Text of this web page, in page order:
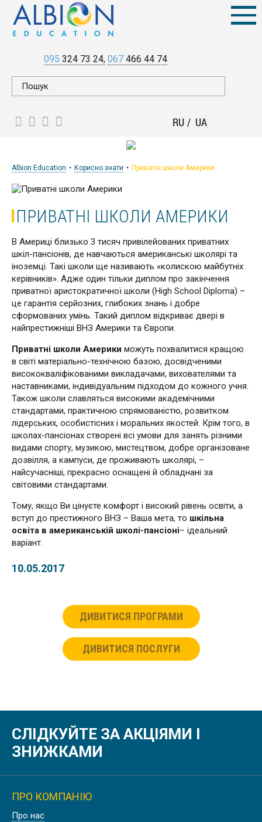
095 324 73 24 067 466 44 74
RU UA
Albion Education Корисно знати Приватні школи Америки
ПРИВАТНІ ШКОЛИ АМЕРИКИ
В Америці близько 3 тисяч привілейованих приватних
шкіл-пансіонів, де навчаються американські школярі та
іноземці. Такі школи ще називають «колискою майбутніх
керівників». Адже один тільки диплом про закінчення
приватної аристократичної школи (High School Diploma) –
це гарантія серйозних, глибоких знань і добре
сформованих умінь. Такий диплом відкриває двері в
найпрестижніші ВНЗ Америки та Європи.
Приватні школи Америки можуть похвалитися кращою
в світі матеріально-технічною базою, досвідченими
висококваліфікованими викладачами, вихователями та
наставниками, індивідуальним підходом до кожного учня.
Також школи славляться високими академічними
стандартами, практичною спрямованістю, розвитком
лідерських, особистісних і моральних якостей. Крім того, в
школах-пансіонах створені всі умови для занять різними
видами спорту, музикою, мистецтвом, добре організоване
дозвілля, а кампуси, де проживають школярі, –
найсучасніші, прекрасно оснащені й обладнані за
світовими стандартами.
Тому, якщо Ви цінуєте комфорт і високий рівень освіти, а
вступ до престижного ВНЗ – Ваша мета, то шкільна
освіта в американській школі-пансіоні– ідеальний
варіант.
10.05.2017
ДИВИТИСЯ ПРОГРАМИ
ДИВИТИСЯ ПОСЛУГИ
СЛІДКУЙТЕ ЗА АКЦІЯМИ І
ЗНИЖКАМИ
ПРО КОМПАНІЮ
Про нас